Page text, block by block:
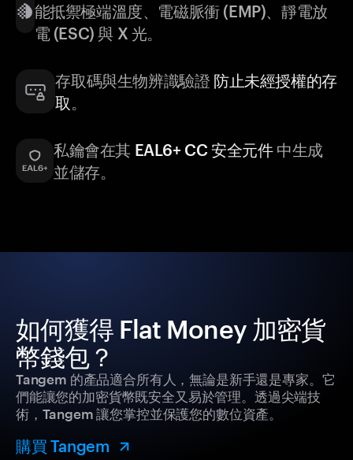
能抵禦極端溫度、電磁脈衝 (EMP)、靜電放
電 (ESC) 與 X 光。
存取碼與生物辨識驗證 防止未經授權的存
取 。
私鑰會在其 EAL6+ CC 安全元件中生成
並儲存。
如何獲得 Flat Money 加密貨
幣錢包？
Tangem 的產品適合所有人，無論是新手還是專家。它
們能讓您的加密貨幣既安全又易於管理。透過尖端技
術，Tangem 讓您掌控並保護您的數位資產。
購買 Tangem